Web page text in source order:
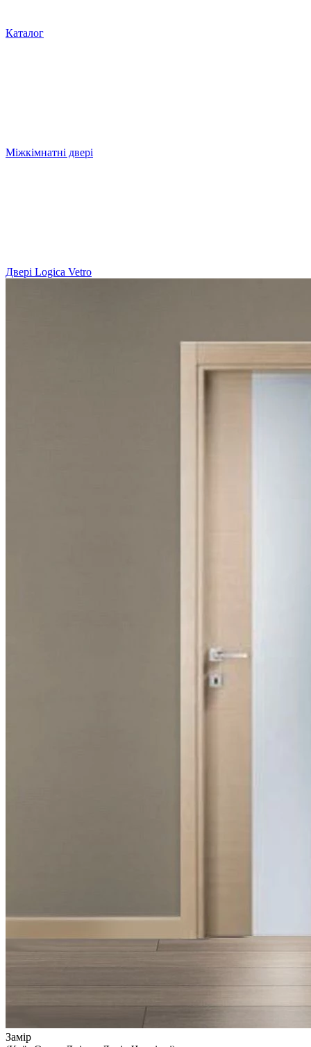
Каталог
Міжкімнатні двері
Двері Logica Vetro
Замір